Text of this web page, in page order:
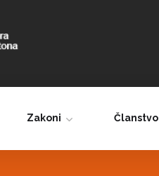
Zakoni Članstvo